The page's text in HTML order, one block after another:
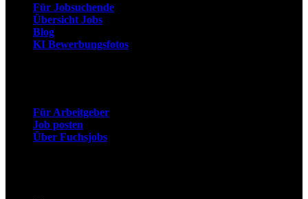
Für Jobsuchende
Übersicht Jobs
Blog
KI Bewerbungsfotos
Für Arbeitgeber
Job posten
Über Fuchsjobs